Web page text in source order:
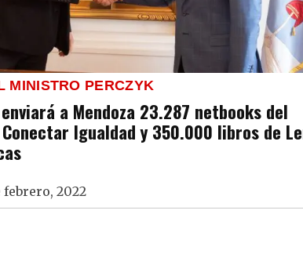
MINISTRO PERCZYK
a Mendoza 23.287 netbooks del
Igualdad y 350.000 libros de
febrero, 2022